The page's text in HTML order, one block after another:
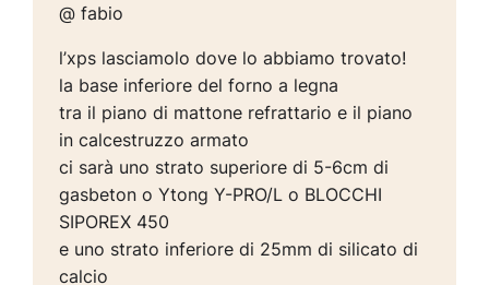
@ fabio
l’xps lasciamolo dove lo abbiamo trovato!
la base inferiore del forno a legna
tra il piano di mattone refrattario e il piano
in calcestruzzo armato
ci sarà uno strato superiore di 5-6cm di
gasbeton o Ytong Y-PRO/L o BLOCCHI
SIPOREX 450
e uno strato inferiore di 25mm di silicato di
calcio